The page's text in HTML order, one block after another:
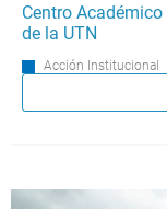
Centro
de la UTN
Acción Institucional